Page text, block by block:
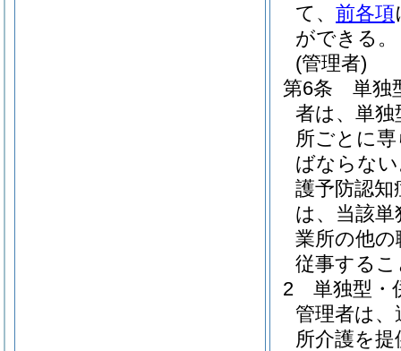
て、 前各項
ができる。
(管理者)
第6条
単独
者は、単独
所ごとに
ばならな
護予防認知
は、当該単
業所の他
従事する
2
単独型・
管理者は、
所介護を